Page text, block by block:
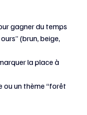
gagner du temps
(brun, beige,
la place à
ou un thème “forêt